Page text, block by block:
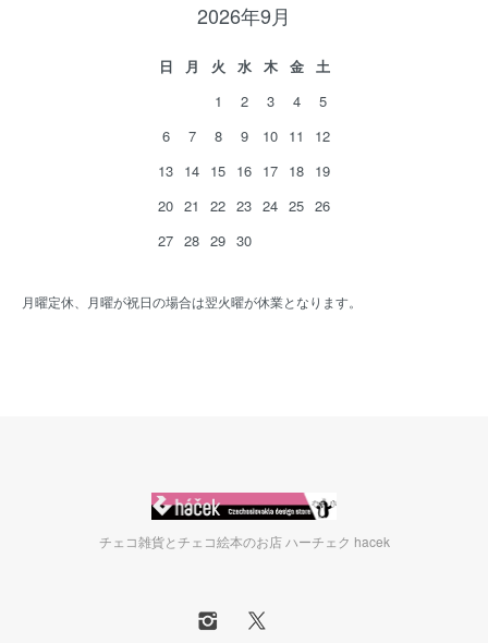
2026年9月
日 月 火 水 木 金
土
1
2 3 4
5
6
7 8 9 10 11
12
13 14 15 16 17 18 19
20 21 22 23 24 25 26
27 28 29 30
月曜定休、月曜が祝日の場合は翌火曜が休業となります。
チェコ雑貨とチェコ絵本のお店 ハーチェク hacek